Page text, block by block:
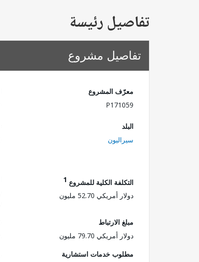
تفاصيل رئيسة
تفاصيل مشروع
معرّف المشروع
P171059
البلد
سيراليون
التكلفة الكلية للمشروع 1
دولار أمريكي 52.70 مليون
مبلغ الارتباط
دولار أمريكي 79.70 مليون
مطلوب خدمات استشارية